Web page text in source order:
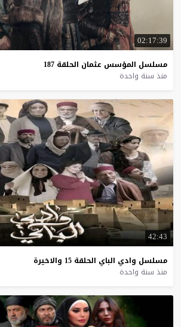
02:17:39
مسلسل المؤسس عثمان الحلقة 187
منذ سنة واحدة
42:43
مسلسل وادي الباي الحلقة 15 والاخيرة
منذ سنة واحدة